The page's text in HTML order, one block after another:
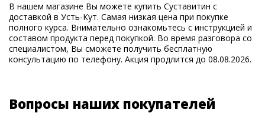
В нашем магазине Вы можете купить Суставитин с
доставкой в Усть-Кут. Самая низкая цена при покупке
полного курса. Внимательно ознакомьтесь с инструкцией и
составом продукта перед покупкой. Во время разговора со
специалистом, Вы сможете получить бесплатную
консультацию по телефону. Акция продлится до 08.08.2026.
Вопросы наших покупателей